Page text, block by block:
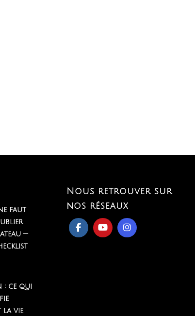
faut
—
: ce qui
la vie
Nous retrouver sur
nos réseaux